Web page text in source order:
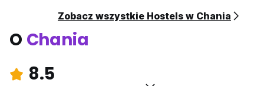
Zobacz wszystkie Hostels w Chania
O Chania
8.5